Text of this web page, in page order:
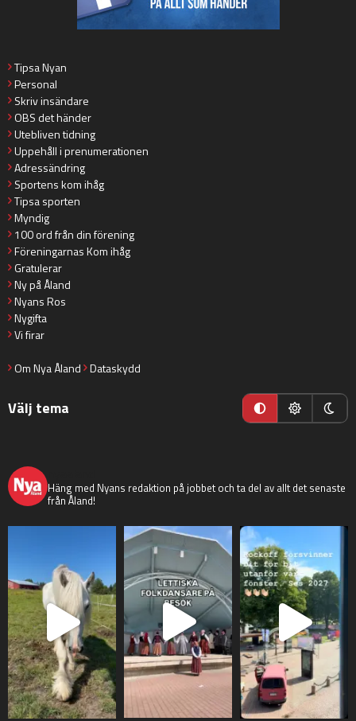
Tipsa Nyan
Personal
Skriv insändare
OBS det händer
Utebliven tidning
Uppehåll i prenumerationen
Adressändring
Sportens kom ihåg
Tipsa sporten
Myndig
100 ord från din förening
Föreningarnas Kom ihåg
Gratulerar
Ny på Åland
Nyans Ros
Nygifta
Vi firar
Om Nya Åland Dataskydd
Välj tema
Häng med Nyans redaktion på jobbet och ta del av allt det senaste
från Åland!